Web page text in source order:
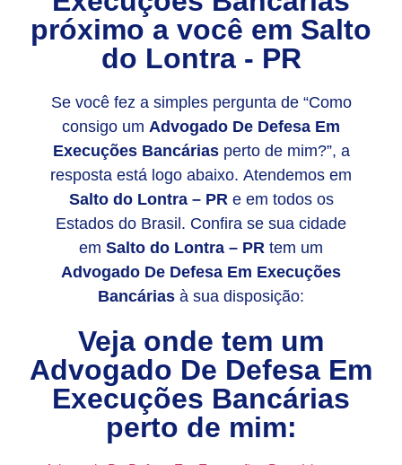
próximo a você em Salto
do Lontra - PR
Se você fez a simples pergunta de “Como
consigo um Advogado De Defesa Em
Execuções Bancáriasperto de mim?”, a
resposta está logo abaixo. Atendemos em
Salto do Lontra – PR e em todos os
Estados do Brasil. Confira se sua cidade
em Salto do Lontra – PR tem um
Advogado De Defesa Em Execuções
Bancárias à sua disposição:
Veja onde tem um
Advogado De Defesa Em
Execuções Bancárias
perto de mim: